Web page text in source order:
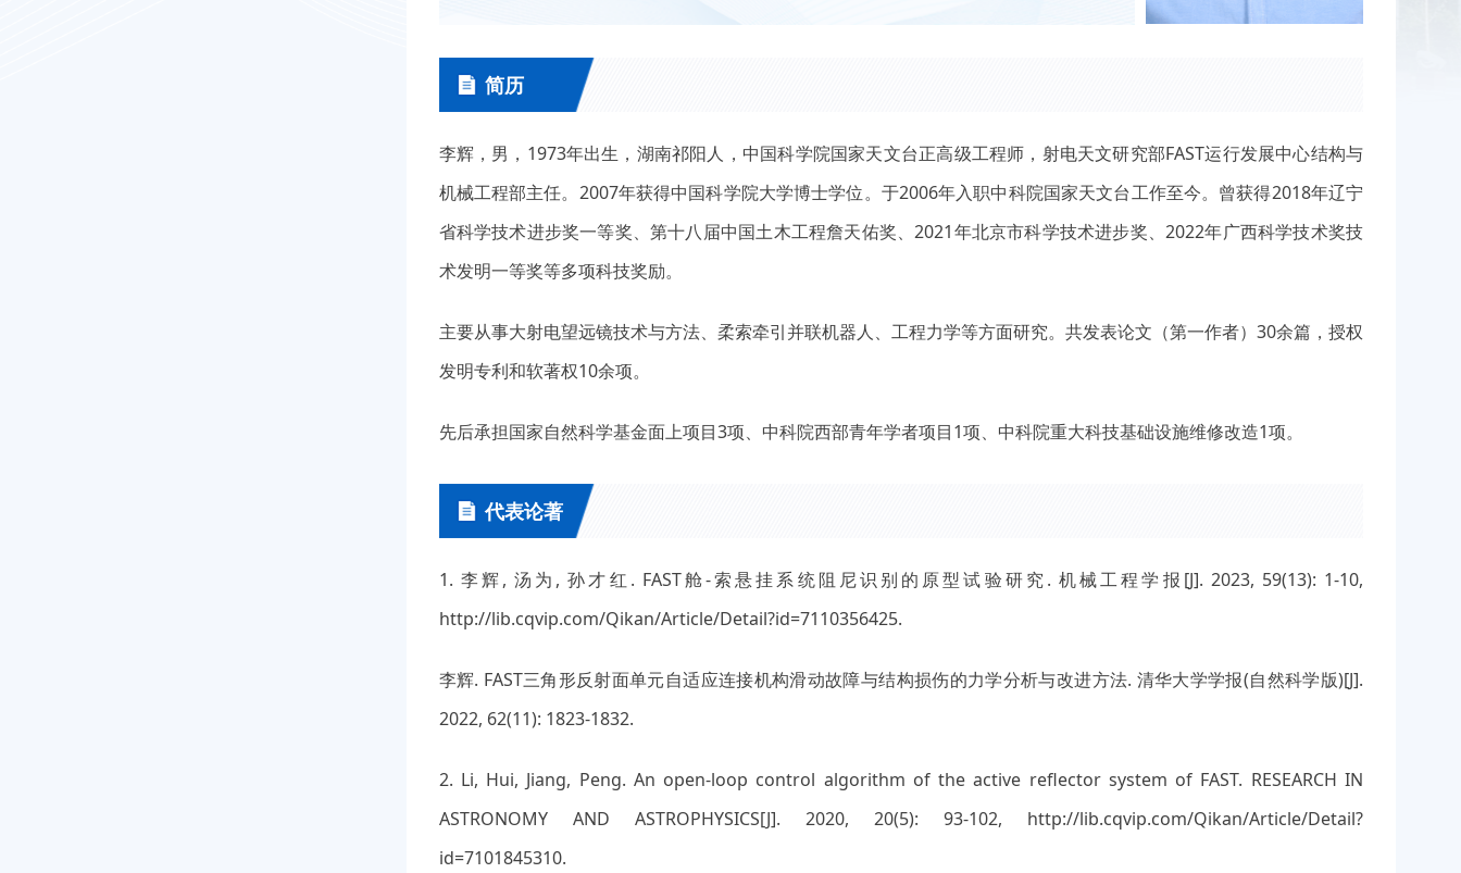
简历
李辉，男，1973年出生，湖南祁阳人，中国科学院国家天文台正高级工程师，射电天文研究部FAST运行发展中心结构与
机械工程部主任。2007年获得中国科学院大学博士学位。于2006年入职中科院国家天文台工作至今。曾获得2018年辽宁
省科学技术进步奖一等奖、第十八届中国土木工程詹天佑奖、2021年北京市科学技术进步奖、2022年广西科学技术奖技
术发明一等奖等多项科技奖励。
主要从事大射电望远镜技术与方法、柔索牵引并联机器人、工程力学等方面研究。共发表论文（第一作者）30余篇，授权
发明专利和软著权10余项。
先后承担国家自然科学基金面上项目3项、中科院西部青年学者项目1项、中科院重大科技基础设施维修改造1项。
代表论著
1. 李辉, 汤为, 孙才红. FAST舱-索悬挂系统阻尼识别的原型试验研究. 机械工程学报[J]. 2023, 59(13): 1-10,
http://lib.cqvip.com/Qikan/Article/Detail?id=7110356425.
李辉. FAST三角形反射面单元自适应连接机构滑动故障与结构损伤的力学分析与改进方法. 清华大学学报(自然科学版)[J].
2022, 62(11): 1823-1832.
2. Li, Hui, Jiang, Peng. An open-loop control algorithm of the active reflector system of FAST. RESEARCH IN
ASTRONOMY AND ASTROPHYSICS[J]. 2020, 20(5): 93-102, http://lib.cqvip.com/Qikan/Article/Detail?
id=7101845310.